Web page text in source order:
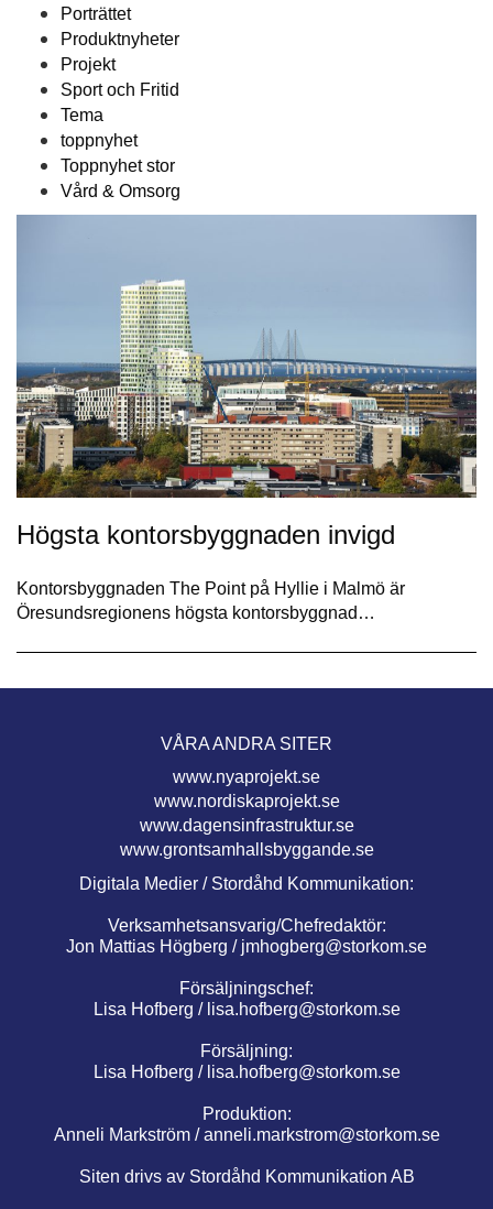
Porträttet
Produktnyheter
Projekt
Sport och Fritid
Tema
toppnyhet
Toppnyhet stor
Vård & Omsorg
Högsta kontorsbyggnaden invigd
Kontorsbyggnaden The Point på Hyllie i Malmö är
Öresundsregionens högsta kontorsbyggnad…
VÅRA ANDRA SITER
www.nyaprojekt.se
www.nordiskaprojekt.se
www.dagensinfrastruktur.se
www.grontsamhallsbyggande.se
Digitala Medier / Stordåhd Kommunikation:
Verksamhetsansvarig/Chefredaktör:
Jon Mattias Högberg / jmhogberg@storkom.se
Försäljningschef:
Lisa Hofberg / lisa.hofberg@storkom.se
Försäljning:
Lisa Hofberg / lisa.hofberg@storkom.se
Produktion:
Anneli Markström /anneli.markstrom@storkom.se
Siten drivs av Stordåhd Kommunikation AB